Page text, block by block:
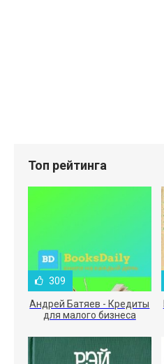
Топ рейтинга
309
Андрей Батяев - Кредиты
для малого бизнеса